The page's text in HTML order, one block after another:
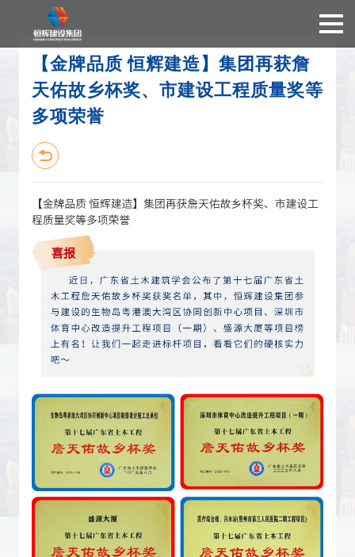
【金牌品质 恒辉建造】集团再获詹
天佑故乡杯奖、市建设工程质量奖等
多项荣誉